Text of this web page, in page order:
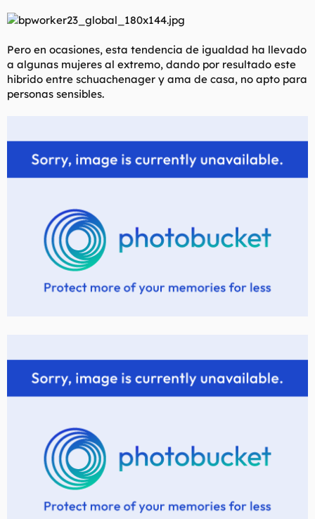
Pero en ocasiones, esta tendencia de igualdad ha llevado
a algunas mujeres al extremo, dando por resultado este
hibrido entre schuachenager y ama de casa, no apto para
personas sensibles.